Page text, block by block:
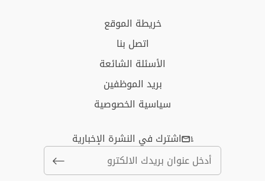
خريطة الموقع
اتصل بنا
الأسئلة الشائعة
بريد الموظفين
سياسية الخصوصية
اشترك في النشرة الإخبارية